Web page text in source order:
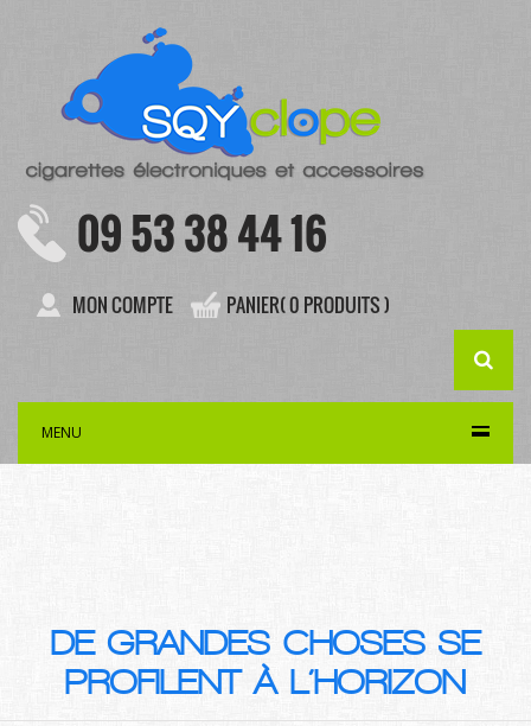
09 53 38 44 16
MON COMPTE PANIER( 0 PRODUITS )
MENU
DE GRANDES CHOSES SE
PROFILENT À L’HORIZON